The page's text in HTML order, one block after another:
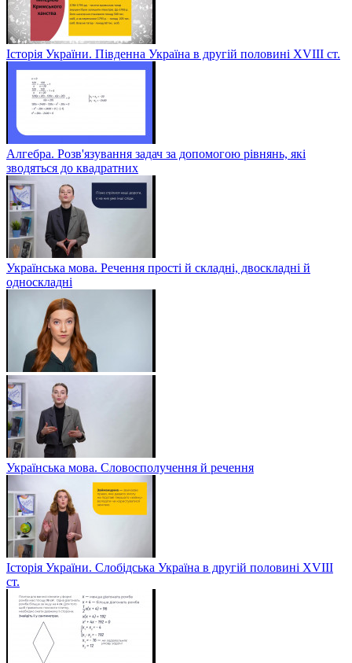
Історія України. Південна Україна в другій половині ХVІІІ ст.
Алгебра. Розв'язування задач за допомогою рівнянь, які
зводяться до квадратних
Українська мова. Речення прості й складні, двоскладні й
односкладні
Українська мова. Словосполучення й речення
Історія України. Слобідська Україна в другій половині ХVIIІ
ст.